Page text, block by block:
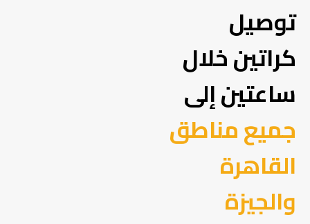
توصيل
كراتين خلال
ساعتين إلى
جميع مناطق
القاهرة
والجيزة